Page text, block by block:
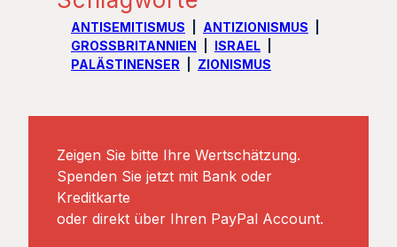
JETZT SPENDEN
NEWSLETTER LEXIKON SPENDEN